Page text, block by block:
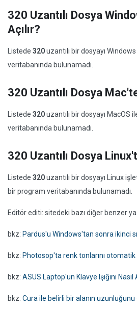
320 Uzantılı Dosya
Açılır?
Listede 320uzantılı bir dosyayı
veritabanında bulunamadı.
320 Uzantılı Dosya
Listede 320uzantılı bir dosyayı MacOS
veritabanında bulunamadı.
320 Uzantılı Dosya
Listede 320uzantılı bir dosyayı Linux
bir program veritabanında bulunamadı.
Editör editi: sitedeki bazı diğer benzer
bkz: Pardus'u Windows'tan sonra ikinci
bkz: Photosop'ta renk tonlarını
bkz: ASUS Laptop'un Klavye Işığını
bkz: Cura ile belirli bir alanın